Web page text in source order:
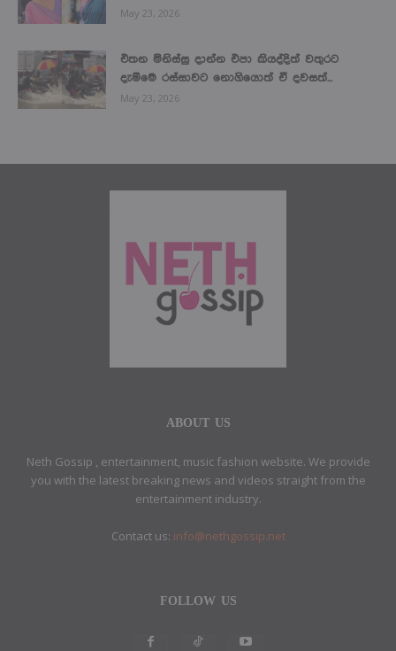
May 23, 2026
එතන මිනිස්සු දාන්න එපා කියද්දිත් වතුරට
දැම්මෙ රස්සාවට නොගියොත් ඒ දවසත්...
May 23, 2026
ABOUT US
Neth Gossip , entertainment, music fashion website. We provide
you with the latest breaking news and videos straight from the
entertainment industry.
Contact us: info@nethgossip.net
FOLLOW US